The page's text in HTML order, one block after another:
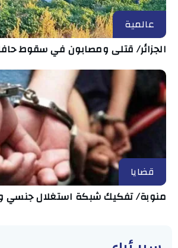
عالمية
الجزائر/ قتلى ومصابون في سقوط
قضايا
منوبة/ تفكيك شبكة استغلال جنسي